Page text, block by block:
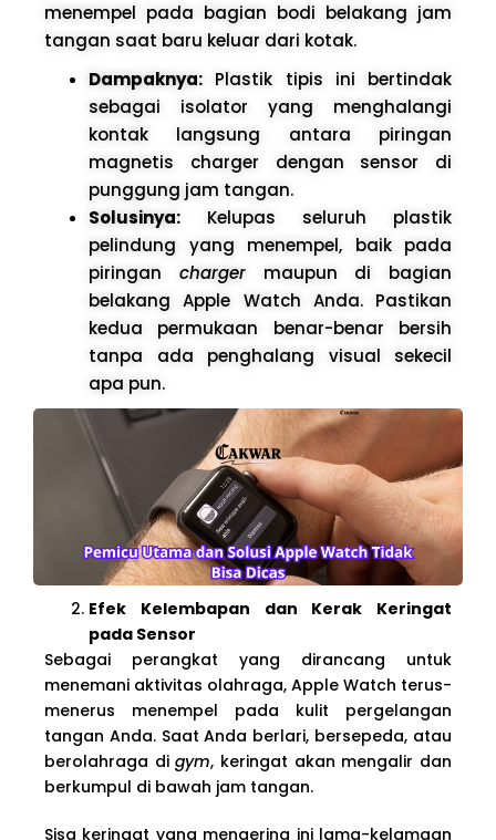
menempel pada bagian bodi belakang jam
tangan saat baru keluar dari kotak.
Dampaknya: Plastik tipis ini bertindak
sebagai isolator yang menghalangi
kontak langsung antara piringan
magnetis charger dengan sensor di
punggung jam tangan.
Solusinya: Kelupas seluruh plastik
pelindung yang menempel, baik pada
piringan chargermaupun di bagian
belakang Apple Watch Anda. Pastikan
kedua permukaan benar-benar bersih
tanpa ada penghalang visual sekecil
apa pun.
Efek Kelembapan dan Kerak Keringat
pada Sensor
Sebagai perangkat yang dirancang untuk
menemani aktivitas olahraga, Apple Watch terus-
menerus menempel pada kulit pergelangan
tangan Anda. Saat Anda berlari, bersepeda, atau
berolahraga digym, keringat akan mengalir dan
berkumpul di bawah jam tangan.
Sisa keringat yang mengering ini lama-kelamaan